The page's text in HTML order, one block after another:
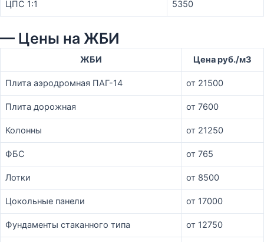
ЦПС 1:1 5350
— Цены на ЖБИ
ЖБИ Цена руб./м3
Плита аэродромная ПАГ-14 от 21500
Плита дорожная от 7600
Колонны от 21250
ФБС от 765
Лотки от 8500
Цокольные панели от 17000
Фундаменты стаканного типа от 12750